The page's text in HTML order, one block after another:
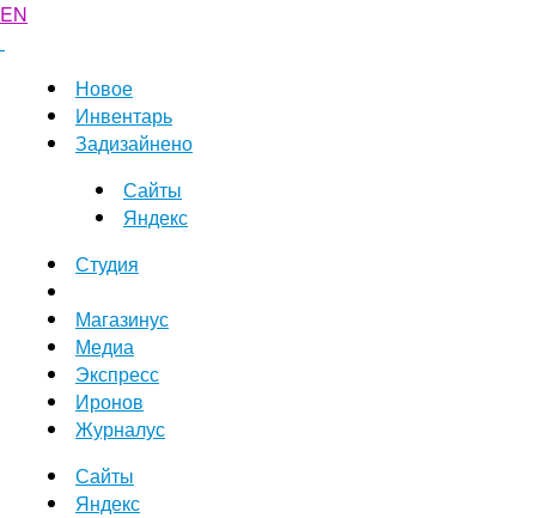
EN
Новое
Инвентарь
Задизайнено
Сайты
Яндекс
Студия
Магазинус
Медиа
Экспресс
Иронов
Журналус
Сайты
Яндекс